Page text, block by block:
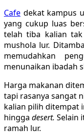
Cafe dekat kampus
yang cukup luas
telah tiba kalian
mushola lur.
memudahkan
menunaikan ibadah
Harga makanan
tapi rasanya sangat
kalian pilih ditempat
hingga desert. Selain
ramah lur.